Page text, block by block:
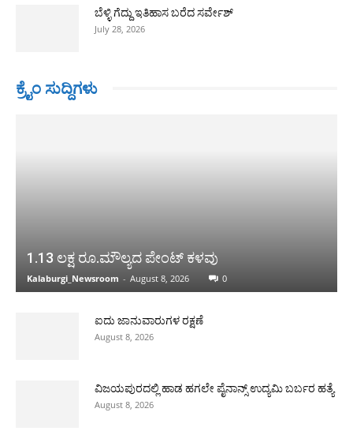
ಬೆಳ್ಳಿ ಗೆದ್ದು ಇತಿಹಾಸ ಬರೆದ ಸರ್ವೇಶ್
July 28, 2026
ಕ್ರೈಂ ಸುದ್ದಿಗಳು
1.13 ಲಕ್ಷ ರೂ.ಮೌಲ್ಯದ ಪೇಂಟ್ ಕಳವು
Kalaburgi_Newsroom - August 8, 2026 0
ಐದು ಜಾನುವಾರುಗಳ ರಕ್ಷಣೆ
August 8, 2026
ವಿಜಯಪುರದಲ್ಲಿ ಹಾಡ ಹಗಲೇ ಪೈನಾನ್ಸ್ ಉದ್ಯಮಿ ಬರ್ಬರ ಹತ್ಯೆ
August 8, 2026